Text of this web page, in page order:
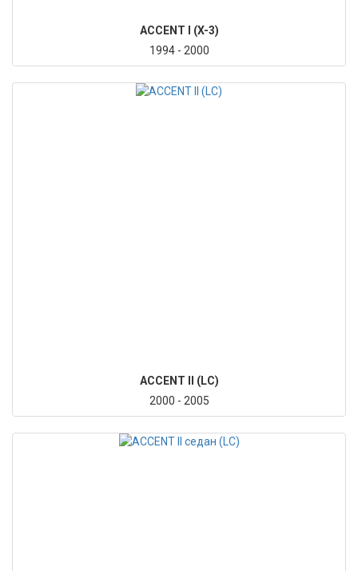
ACCENT I (X-3)
1994 - 2000
ACCENT II (LC)
2000 - 2005